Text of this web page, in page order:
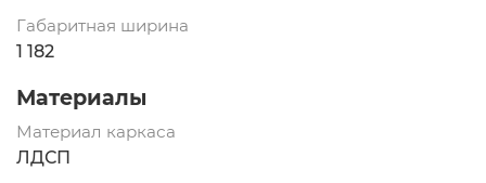
Габаритная ширина
1 182
Материалы
Материал каркаса
ЛДСП